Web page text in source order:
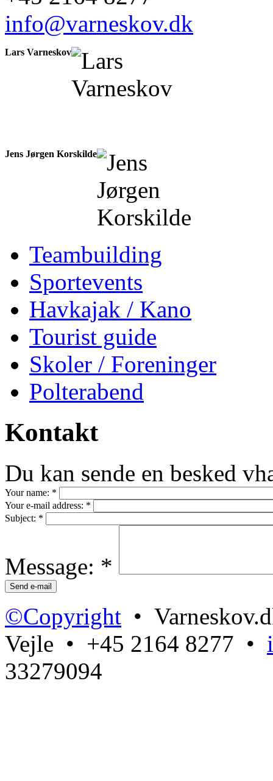
info@varneskov.dk
Lars Varneskov
Jens Jørgen Korskilde
Teambuilding
Sportevents
Havkajak / Kano
Tourist guide
Skoler / Foreninger
Polterabend
Kontakt
Du kan sende en besked
Your name: *
Your e-mail address: *
Subject: *
Message: *
©Copyright •
Vejle • +45 2164 8277 •
33279094